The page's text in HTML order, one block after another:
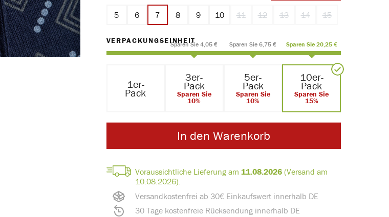
Versandkostenfrei ab 30€ Einkaufswert innerhalb DE
30 Tage kostenfreie Rücksendung innerhalb DE
Voraussichtliche Lieferung am 11.08.2026(Versand am
10.08.2026).
5 6 7 8 9 10 11
(Diese Option ist zurzeit nicht verfügbar.)
12
(Diese Option ist zurzeit nicht verfügbar.)
13
(Diese Option ist zurzeit nicht
14
(Diese Option ist zurzeit
15
(Diese Option ist
VERPACKUNGSEINHEIT
Sparen Sie 4,05 € Sparen Sie 6,75 € Sparen Sie 20,25 €
1er-
Pack
3er-
Pack
Sparen Sie
10%
5er-
Pack
Sparen Sie
10%
10er-
Pack
Sparen Sie
15%
In den Warenkorb